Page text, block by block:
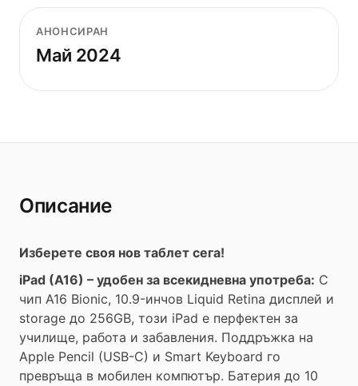
АНОНСИРАН
Май 2024
Описание
Изберете своя нов таблет сега!
iPad (A16) – удобен за всекидневна употреба: С
чип A16 Bionic, 10.9-инчов Liquid Retina дисплей и
storage до 256GB, този iPad е перфектен за
училище, работа и забавления. Поддръжка на
Apple Pencil (USB-C) и Smart Keyboard го
превръща в мобилен компютър. Батерия до 10